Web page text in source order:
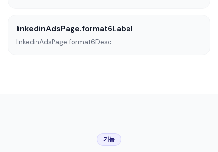
linkedinAdsPage.format6Label
linkedinAdsPage.format6Desc
기능